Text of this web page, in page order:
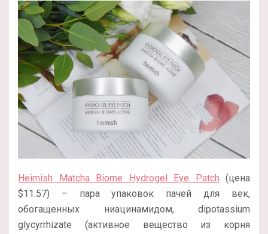
Heimish Matcha Biome Hydrogel Eye Patch (цена
$11.57) – пара упаковок пачей для век,
обогащенных ниацинамидом, dipotassium
glycyrrhizate (активное вещество из корня